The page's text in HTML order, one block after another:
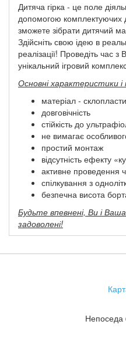
Дитяча гірка - це поле
допомогою комплектуючих
зможете зібрати дитячий
Здійсніть свою ідею в
реалізації! Проведіть
унікальний ігровий
Основні характеристики і
матеріал -
довговічність
стійкість до
не вимагає
простий монтаж
відсутність ефекту
активне проведення
спілкування з
безпечна висота
Будьте впевнені, Ви і
задоволені!
Непоседа